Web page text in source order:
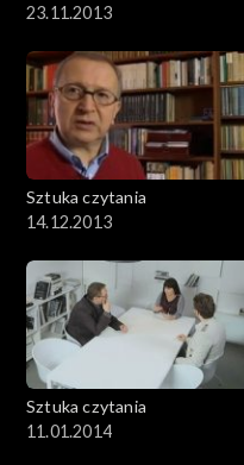
23.11.2013
Sztuka czytania
14.12.2013
Sztuka czytania
11.01.2014